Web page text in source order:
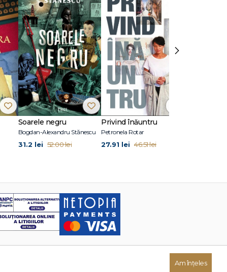
Soarele negru
Bogdan-Alexandru Stănescu
31.2 lei 52.00 lei
Privind înăuntru
Petronela Rotar
27.91 lei 46.51 lei
›
Am înțeles